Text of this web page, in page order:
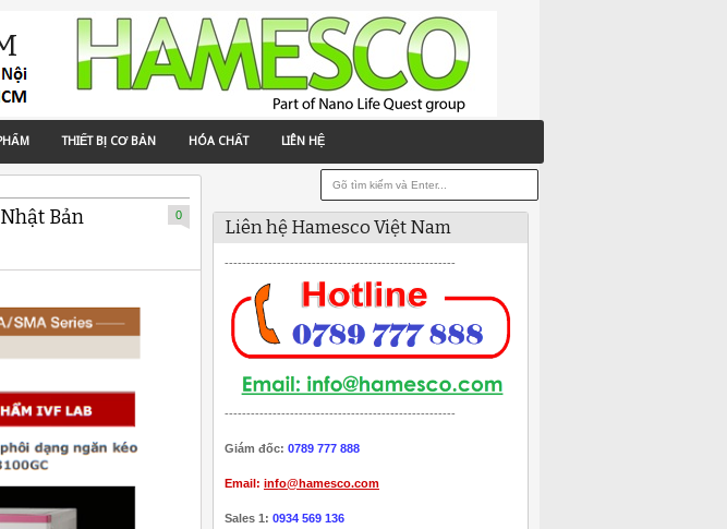
THIẾT BỊ CƠ BẢN HÓA CHẤT LIÊN HỆ
Bản 0
Liên hệ Hamesco Việt Nam
-----------------------------------------------------
-----------------------------------------------------
Giám đốc: 0789 777 888
Email: info@hamesco.com
Sales 1: 0934 569 136